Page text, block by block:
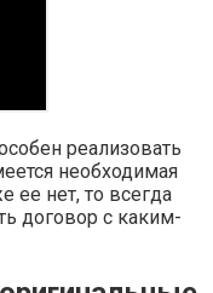
реализовать
необходимая
ее нет, то всегда
договор с каким-